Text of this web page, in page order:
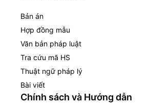
Bản án
Hợp đồng mẫu
Văn bản pháp luật
Tra cứu mã HS
Thuật ngữ pháp lý
Bài viết
Chính sách và Hướng dẫn